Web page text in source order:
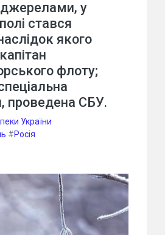
джерелами, у
стався
якого
флоту;
проведена СБУ.
України
#Росія